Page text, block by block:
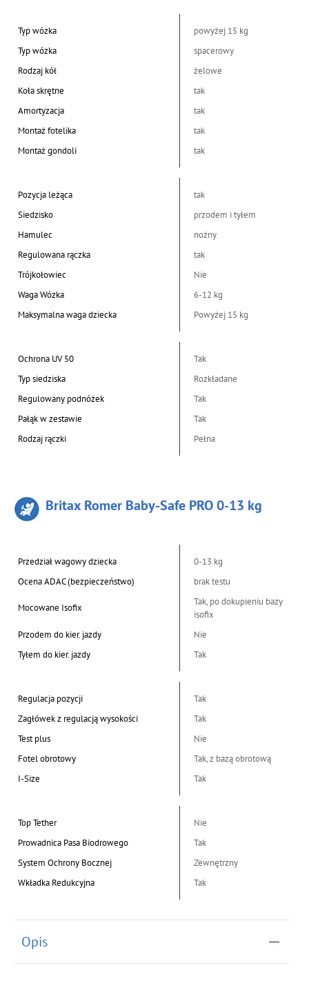
Typ wózka
powyżej 15 kg
Typ wózka
spacerowy
Rodzaj kół
żelowe
Koła skrętne
tak
Amortyzacja
tak
Montaż fotelika
tak
Montaż gondoli
tak
Pozycja leżąca
tak
Siedzisko
przodem i tyłem
Hamulec
nożny
Regulowana rączka
tak
Trójkołowiec
Nie
Waga Wózka
6-12 kg
Maksymalna waga dziecka
Powyżej 15 kg
Ochrona UV 50
Tak
Typ siedziska
Rozkładane
Regulowany podnóżek
Tak
Pałąk w zestawie
Tak
Rodzaj rączki
Pełna
Britax Romer Baby-Safe PRO 0-13 kg
Przedział wagowy dziecka
0-13 kg
Ocena ADAC (bezpieczeństwo)
brak testu
Mocowane Isofix
Tak, po dokupieniu bazy
isofix
Przodem do kier. jazdy
Nie
Tyłem do kier. jazdy
Tak
Regulacja pozycji
Tak
Zagłówek z regulacją wysokości
Tak
Test plus
Nie
Fotel obrotowy
Tak, z bazą obrotową
I-Size
Tak
Top Tether
Nie
Prowadnica Pasa Biodrowego
Tak
System Ochrony Bocznej
Zewnętrzny
Wkładka Redukcyjna
Tak
Opis